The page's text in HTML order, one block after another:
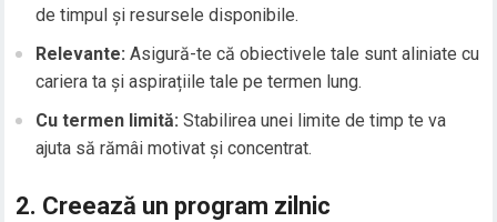
de timpul și resursele disponibile.
Relevante: Asigură-te că obiectivele tale sunt aliniate cu
cariera ta și aspirațiile tale pe termen lung.
Cu termen limită: Stabilirea unei limite de timp te va
ajuta să rămâi motivat și concentrat.
2. Creează un program zilnic